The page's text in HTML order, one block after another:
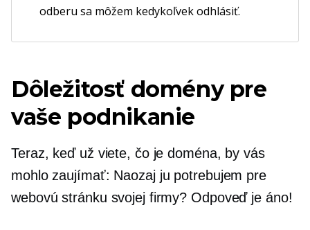
odberu sa môžem kedykoľvek odhlásiť.
Dôležitosť domény pre
vaše podnikanie
Teraz, keď už viete, čo je doména, by vás
mohlo zaujímať: Naozaj ju potrebujem pre
webovú stránku svojej firmy? Odpoveď je áno!